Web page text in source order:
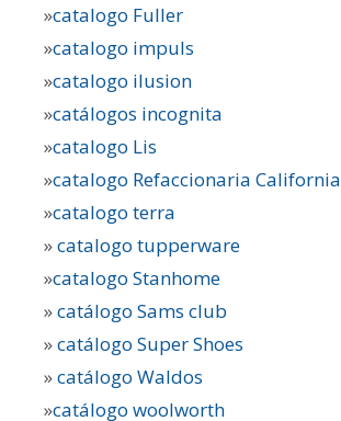
»catalogo Fuller
»catalogo impuls
»catalogo ilusion
»catálogos incognita
»catalogo Lis
»catalogo Refaccionaria California
»catalogo terra
»catalogo tupperware
»catalogo Stanhome
»catálogo Sams club
»catálogo Super Shoes
»catálogo Waldos
»catálogo woolworth